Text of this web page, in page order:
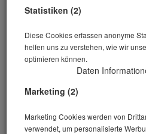
Statistiken (2)
Diese Cookies erfassen anonyme
helfen uns zu verstehen, wie wir
optimieren können.
Daten
Marketing (2)
Marketing Cookies werden von
verwendet, um personalisierte